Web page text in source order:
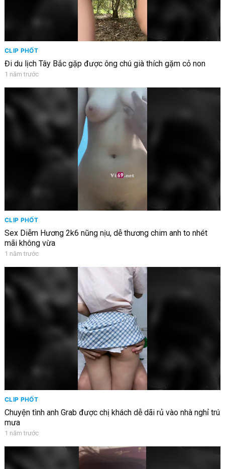
CLIP PHỐT
Đi du lịch Tây Bắc gặp được ông chú già thích gặm cỏ non
1 năm trước
CLIP PHỐT
Sex Diễm Hương 2k6 nũng nịu, dễ thương chim anh to nhét
mãi không vừa
1 năm trước
CLIP PHỐT
Chuyện tình anh Grab được chị khách dễ dãi rủ vào nhà nghỉ trú
mưa
1 năm trước